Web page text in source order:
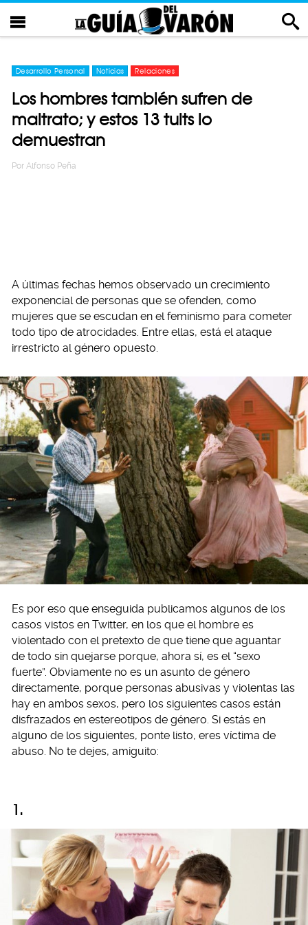
Desarrollo Personal Noticias Relaciones
Los hombres también sufren de
maltrato; y estos 13 tuits lo
demuestran
Por Alfonso Peña
A últimas fechas hemos observado un crecimiento
exponencial de personas que se ofenden, como
mujeres que se escudan en el feminismo para cometer
todo tipo de atrocidades. Entre ellas, está el ataque
irrestricto al género opuesto.
Es por eso que enseguida publicamos algunos de los
casos vistos en Twitter, en los que el hombre es
violentado con el pretexto de que tiene que aguantar
de todo sin quejarse porque, ahora sí, es el “sexo
fuerte”. Obviamente no es un asunto de género
directamente, porque personas abusivas y violentas las
hay en ambos sexos, pero los siguientes casos están
disfrazados en estereotipos de género. Si estás en
alguno de los siguientes, ponte listo, eres víctima de
abuso. No te dejes, amiguito:
1.